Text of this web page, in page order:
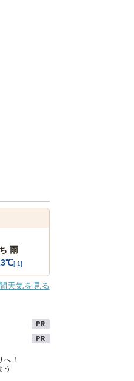
雨
[-1]
天気を見る
！
う